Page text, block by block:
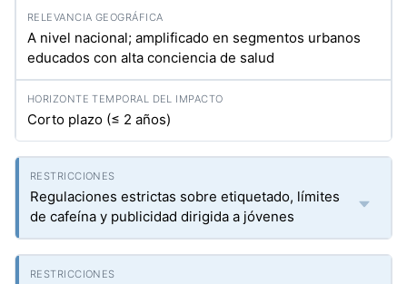
A nivel nacional; amplificado en segmentos urbanos
educados con alta conciencia de salud
Corto plazo (≤ 2 años)
Regulaciones estrictas sobre etiquetado, límites
de cafeína y publicidad dirigida a jóvenes